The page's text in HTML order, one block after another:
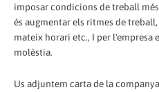
imposar condicions de treball més
és augmentar els ritmes de
mateix horari etc., I per l'empresa
molèstia.
Us adjuntem carta de la